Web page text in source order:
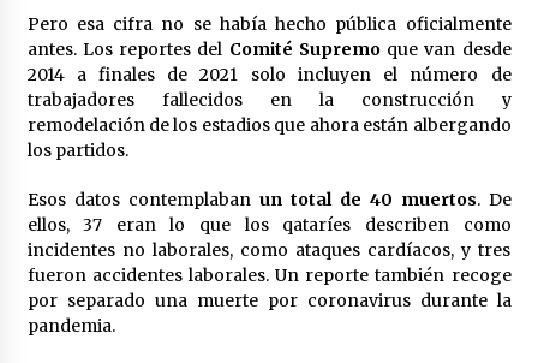
petróleo están empezando a salir de Ormuz
2 meses atrás
México libraría posible arancel de EE.UU. en
85% de sus exportaciones
Pero esa cifra no se había hecho pública oficialmente
antes. Los reportes del Comité Supremo que van desde
2014 a finales de 2021 solo incluyen el número de
trabajadores fallecidos en la construcción y
remodelación de los estadios que ahora están albergando
los partidos.
Esos datos contemplabanun total de 40 muertos. De
ellos, 37 eran lo que los qataríes describen como
incidentes no laborales, como ataques cardíacos, y tres
fueron accidentes laborales. Un reporte también recoge
por separado una muerte por coronavirus durante la
pandemia.